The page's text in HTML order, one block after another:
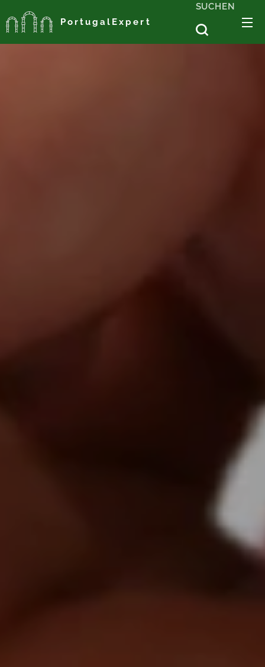
PortugalExpert
SUCHEN